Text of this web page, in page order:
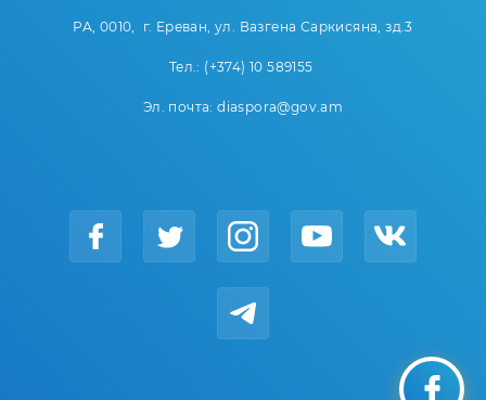
РА, 0010, г. Ереван, ул. Вазгена Саркисяна, зд.3
Тел.: (+374) 10 589155
Эл. почта: diaspora@gov.am